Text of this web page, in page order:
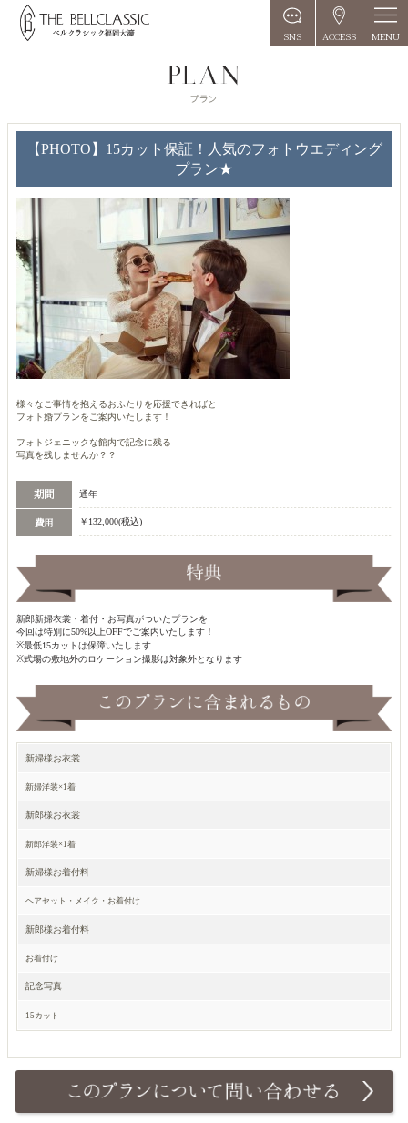
SNS ACCESS MENU
【PHOTO】15カット保証！人気のフォトウエディング
プラン★
様々なご事情を抱えるおふたりを応援できればと
フォト婚プランをご案内いたします！
フォトジェニックな館内で記念に残る
写真を残しませんか？？
通年
￥132,000(税込)
新郎新婦衣裳・着付・お写真がついたプランを
今回は特別に50%以上OFFでご案内いたします！
※最低15カットは保障いたします
※式場の敷地外のロケーション撮影は対象外となります
新婦様お衣裳
新婦洋装×1着
新郎様お衣裳
新郎洋装×1着
新婦様お着付料
ヘアセット・メイク・お着付け
新郎様お着付料
お着付け
記念写真
15カット